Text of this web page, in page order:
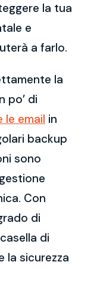
la tua
e
a farlo.
la
po’ di
le email in
backup
sono
Con
di
di
la sicurezza